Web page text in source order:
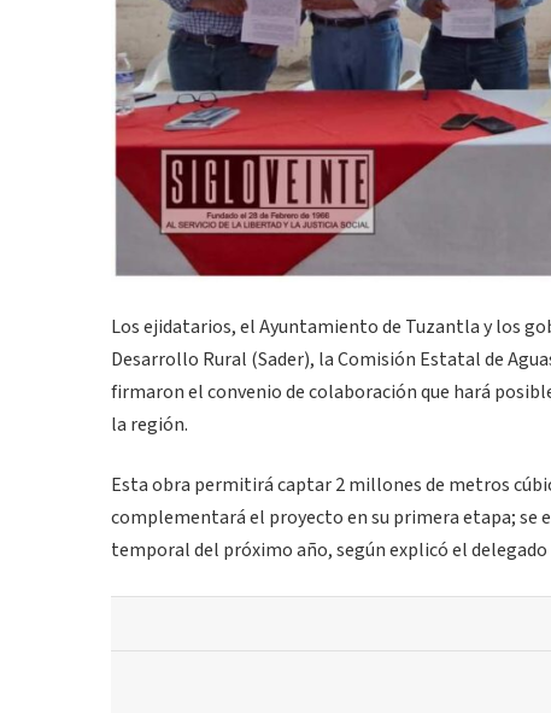
Los ejidatarios, el Ayuntamiento de Tuzantla y los
Desarrollo Rural (Sader), la Comisión Estatal de
firmaron el convenio de colaboración que hará
la región.
Esta obra permitirá captar 2 millones de metros
complementará el proyecto en su primera etapa; se
temporal del próximo año, según explicó el